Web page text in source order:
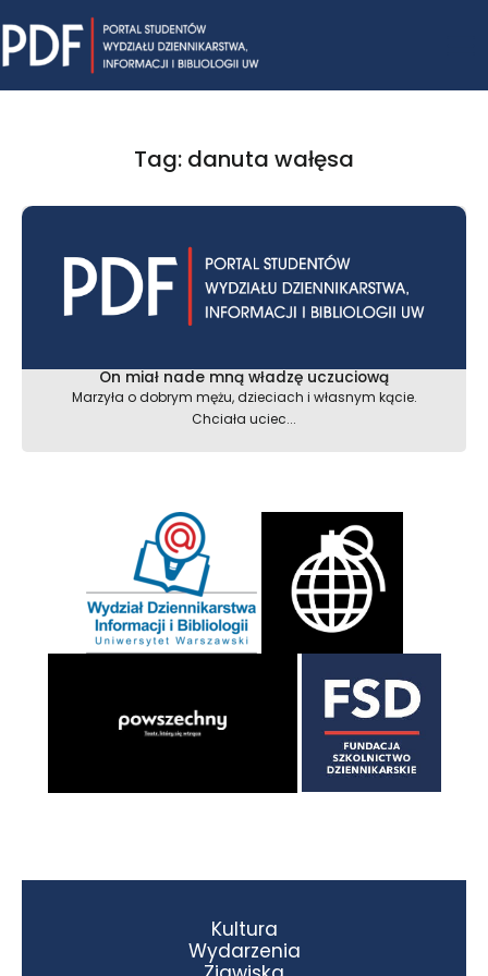
to
content
Tag: danuta wałęsa
On miał nade mną władzę uczuciową
Marzyła o dobrym mężu, dzieciach i własnym kącie.
Chciała uciec...
Kultura
Wydarzenia